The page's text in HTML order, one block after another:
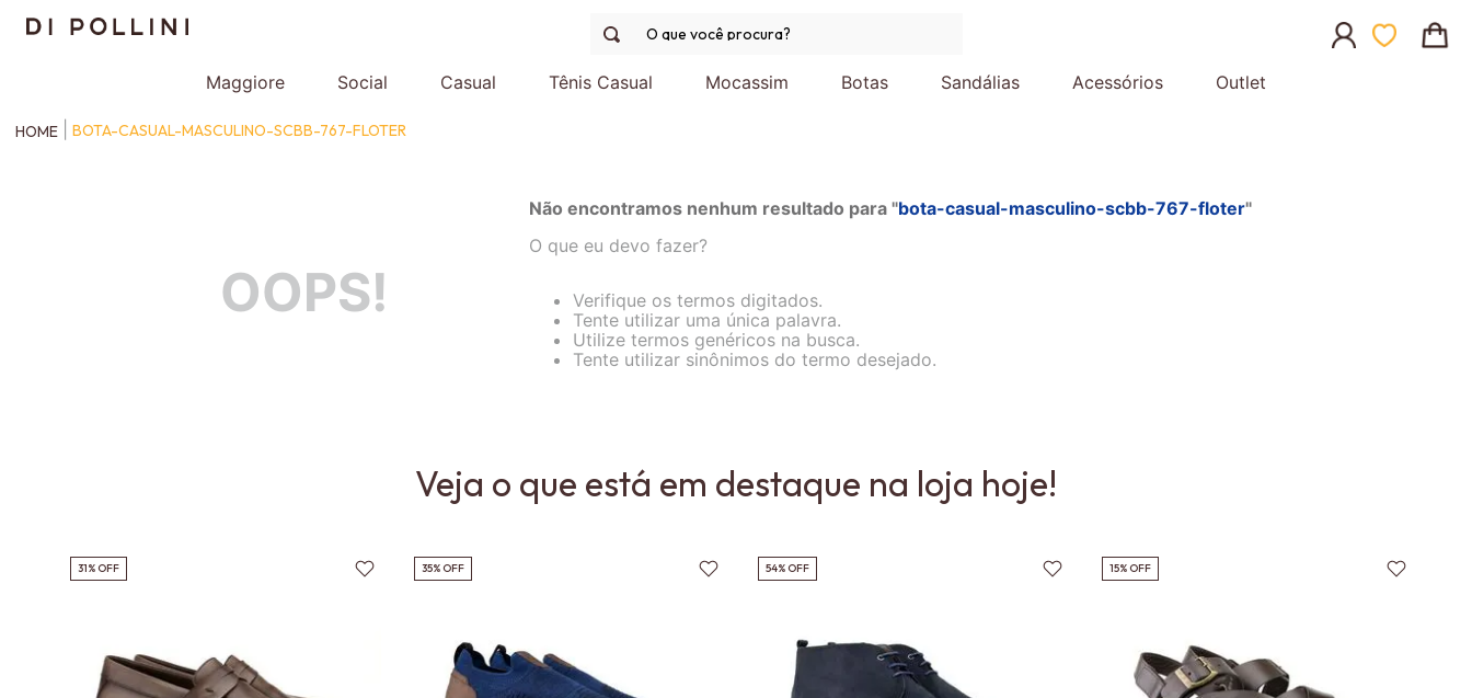
O que você procura?
Maggiore Social Casual Tênis Casual Mocassim Botas Sandálias Acessórios Outlet
BOTA-CASUAL-MASCULINO-SCBB-767-FLOTER
OOPS!
Não encontramos nenhum resultado para "bota-casual-masculino-scbb-767-floter"
O que eu devo fazer?
Verifique os termos digitados.
Tente utilizar uma única palavra.
Utilize termos genéricos na busca.
Tente utilizar sinônimos do termo desejado.
Veja o que está em destaque na loja hoje!
31%OFF 35%OFF 54%OFF 15%OFF